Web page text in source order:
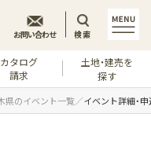
カタログ
請求
土地・建売を
探す
お問い合わせ 検索
県のイベント一覧 イベント詳細・